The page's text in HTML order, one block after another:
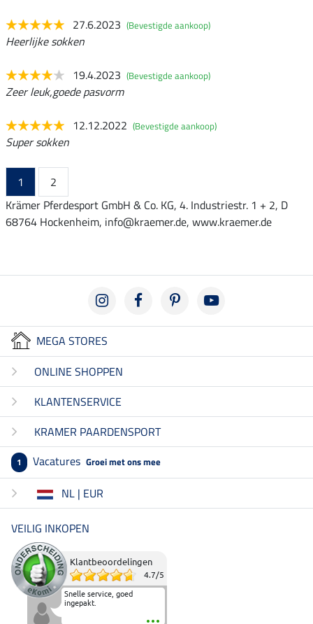
27.6.2023 (Bevestigde aankoop)
Heerlijke sokken
19.4.2023 (Bevestigde aankoop)
Zeer leuk,goede pasvorm
12.12.2022 (Bevestigde aankoop)
Super sokken
1
2
Krämer Pferdesport GmbH & Co. KG, 4. Industriestr. 1 + 2, D
68764 Hockenheim, info@kraemer.de, www.kraemer.de
MEGA STORES
ONLINE SHOPPEN
KLANTENSERVICE
KRAMER PAARDENSPORT
1 Vacatures Groei met ons mee
NL | EUR
VEILIG INKOPEN
Klantbeoordelingen
4.7/5
Snelle service, goed
ingepakt.